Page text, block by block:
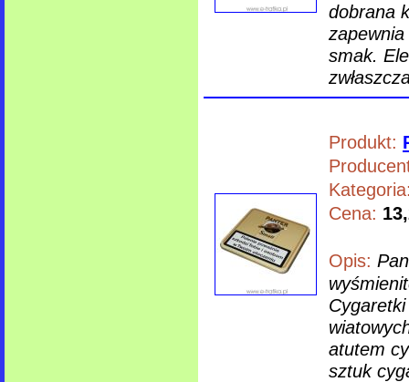
dobrana
smak.
Produkt:
Cena:
Opis:
atutem
sztuk